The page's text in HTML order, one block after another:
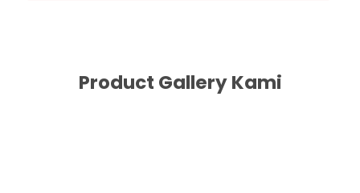
Product Gallery Kami